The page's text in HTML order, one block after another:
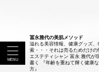
冨永雅代の美肌メソッド
溢れる美容情報、健康グッズ
索・・・それは売るためだけの
エステティシャン 富永 雅代が
書く 『年齢を重ねて輝く健康
方』